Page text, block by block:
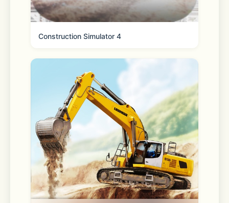
【轻松换装，绿色养成，亿万美装随心搭
《暖暖环游世界》秉承了前代单机游戏的
基因，杜绝卡牌化消费模式，杜绝划分等
级的VIP系统，这里没有紧张的PK模式，
没有耗费大量金钱、时间的强化系统。轻
松换装，绿色养成，亿万美装随心搭配，
让各个年龄层、每一个真心喜爱暖暖的玩
Construction Simulator 4